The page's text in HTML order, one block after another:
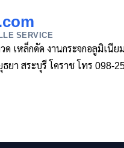
SERVICE
ด เหล็กดัด งานกระจกอลูมิเนี
สระบุรี โคราช โทร 098-